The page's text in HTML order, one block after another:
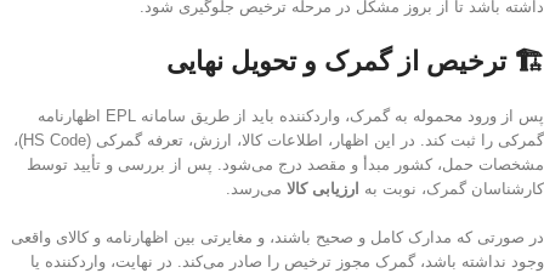
داشته باشد تا از بروز مشکل در مرحله ترخیص جلوگیری شود.
🏗️ ترخیص از گمرک و تحویل نهایی
پس از ورود محموله به گمرک، واردکننده باید از طریق سامانه EPL اظهارنامه
گمرکی را ثبت کند. در این اظهار، اطلاعات کالا، ارزش، تعرفه گمرکی (HS Code)،
مشخصات حمل، کشور مبدأ و مقصد درج می‌شود. پس از بررسی و تأیید توسط
کارشناسان گمرک، نوبت به ارزیابی کالا می‌رسد.
در صورتی که مدارک کامل و صحیح باشند، و مغایرتی بین اظهارنامه و کالای واقعی
وجود نداشته باشد، گمرک مجوز ترخیص را صادر می‌کند. در نهایت، واردکننده یا